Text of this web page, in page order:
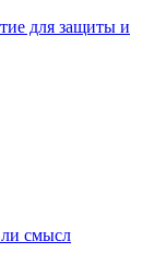
для защиты и
ли смысл